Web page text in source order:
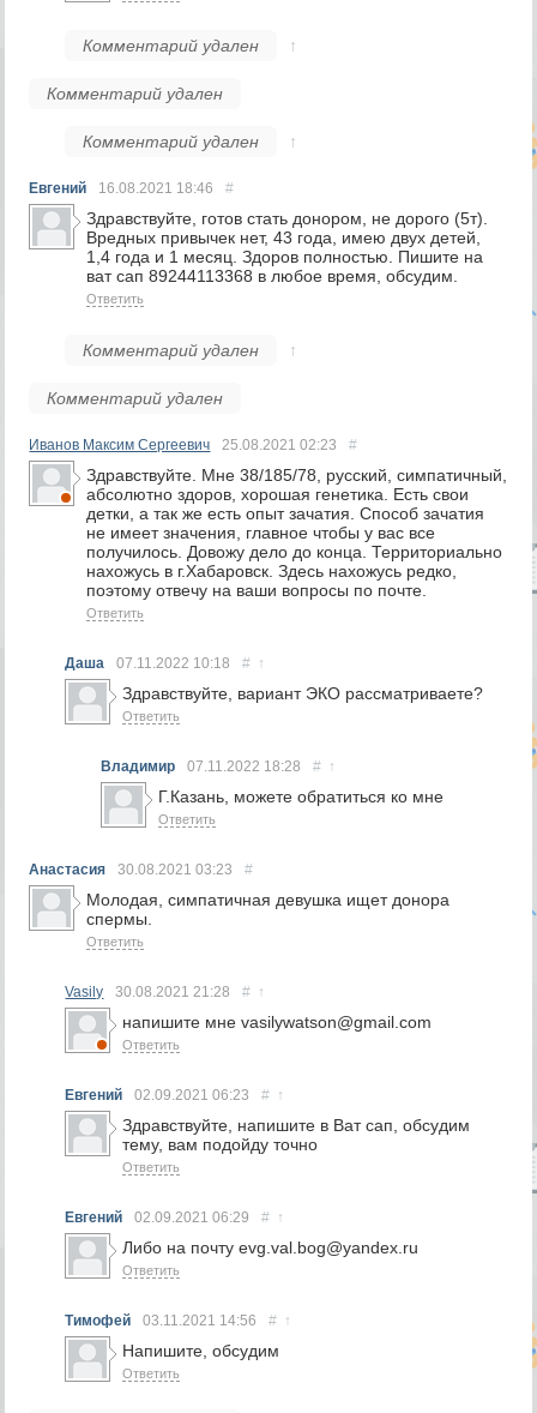
Комментарий удален ↑
Комментарий удален
Комментарий удален ↑
Евгений 16.08.2021 18:46 #
Здравствуйте, готов стать донором, не дорого (5т).
Вредных привычек нет, 43 года, имею двух детей,
1,4 года и 1 месяц. Здоров полностью. Пишите на
ват сап 89244113368 в любое время, обсудим.
Ответить
Комментарий удален ↑
Комментарий удален
Иванов Максим Сергеевич 25.08.2021 02:23 #
Здравствуйте. Мне 38/185/78, русский, симпатичный,
абсолютно здоров, хорошая генетика. Есть свои
детки, а так же есть опыт зачатия. Способ зачатия
не имеет значения, главное чтобы у вас все
получилось. Довожу дело до конца. Территориально
нахожусь в г.Хабаровск. Здесь нахожусь редко,
поэтому отвечу на ваши вопросы по почте.
Ответить
Даша 07.11.2022 10:18 # ↑
Здравствуйте, вариант ЭКО рассматриваете?
Ответить
Владимир 07.11.2022 18:28 # ↑
Г.Казань, можете обратиться ко мне
Ответить
Анастасия 30.08.2021 03:23 #
Молодая, симпатичная девушка ищет донора
спермы.
Ответить
Vasily 30.08.2021 21:28 # ↑
напишите мне vasilywatson@gmail.com
Ответить
Евгений 02.09.2021 06:23 # ↑
Здравствуйте, напишите в Ват сап, обсудим
тему, вам подойду точно
Ответить
Евгений 02.09.2021 06:29 # ↑
Либо на почту evg.val.bog@yandex.ru
Ответить
Тимофей 03.11.2021 14:56 # ↑
Напишите, обсудим
Ответить